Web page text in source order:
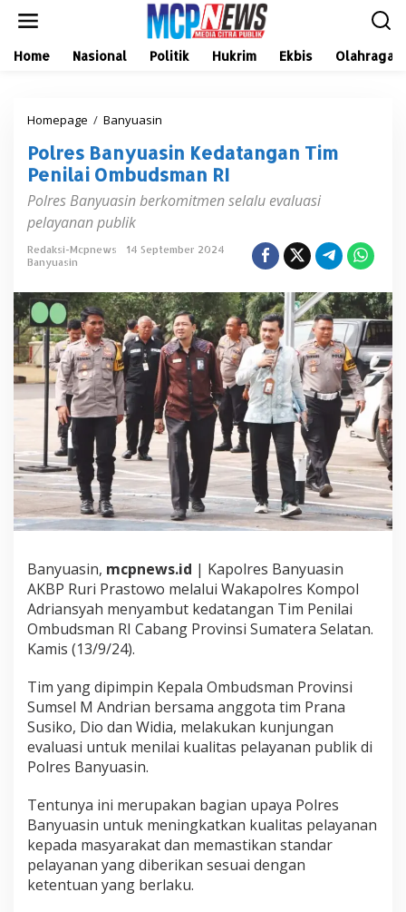
Home Nasional Politik Hukrim Ekbis Olahraga
Homepage / Banyuasin
l
r
e
s
n
a
s
i
n
K
d
a
t
a
n
g
a
n
T
P
e
n
i
O
m
b
u
d
a
n
R
Polres Banyuasin Kedatangan Tim
Penilai Ombudsman RI
Polres Banyuasin berkomitmen selalu evaluasi
pelayanan publik
Redaksi-Mcpnews
14 September 2024
Banyuasin
Banyuasin, mcpnews.id | Kapolres Banyuasin
AKBP Ruri Prastowo melalui Wakapolres Kompol
Adriansyah menyambut kedatangan Tim Penilai
Ombudsman RI Cabang Provinsi Sumatera Selatan.
Kamis (13/9/24).
Tim yang dipimpin Kepala Ombudsman Provinsi
Sumsel M Andrian bersama anggota tim Prana
Susiko, Dio dan Widia, melakukan kunjungan
evaluasi untuk menilai kualitas pelayanan publik di
Polres Banyuasin.
Tentunya ini merupakan bagian upaya Polres
Banyuasin untuk meningkatkan kualitas pelayanan
kepada masyarakat dan memastikan standar
pelayanan yang diberikan sesuai dengan
ketentuan yang berlaku.